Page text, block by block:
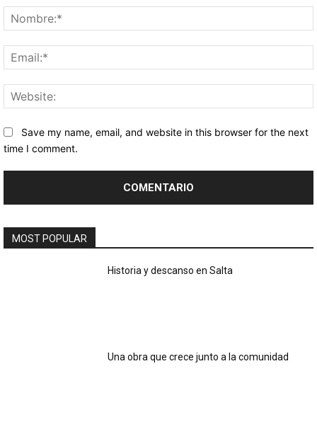
Save my name, email, and website in this browser for the next
time I comment.
MOST POPULAR
Historia y descanso en Salta
Una obra que crece junto a la comunidad